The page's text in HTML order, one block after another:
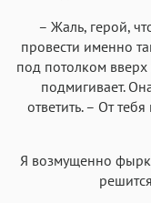
– Жаль, герой,
провести именно
под потолком
подмигивает.
ответить. – От
Я возмущенно